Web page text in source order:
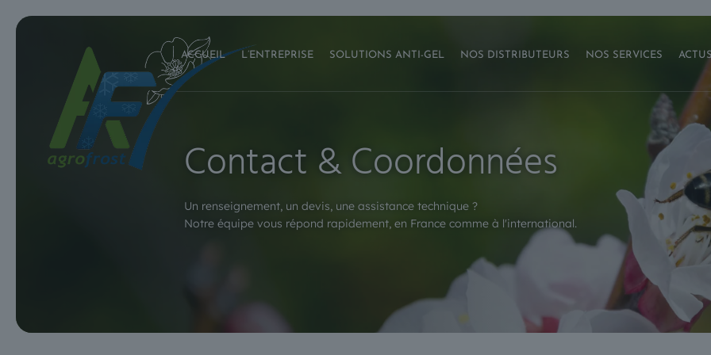
ACCUEIL L’ENTREPRISE SOLUTIONS ANTI-GEL NOS DISTRIBUTEURS NOS SERVICES
Contact & Coordonnées
Un renseignement, un devis, une assistance technique ?
Notre équipe vous répond rapidement, en France comme à l'international.